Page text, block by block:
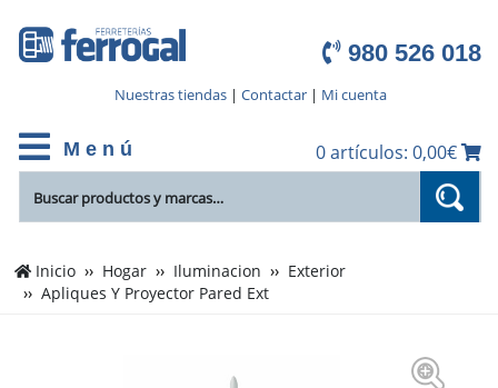
980 526 018
Nuestras tiendas| Contactar| Mi cuenta
M e n ú 0 artículos: 0,00€
Inicio Hogar Iluminacion
Exterior
Apliques Y Proyector Pared Ext